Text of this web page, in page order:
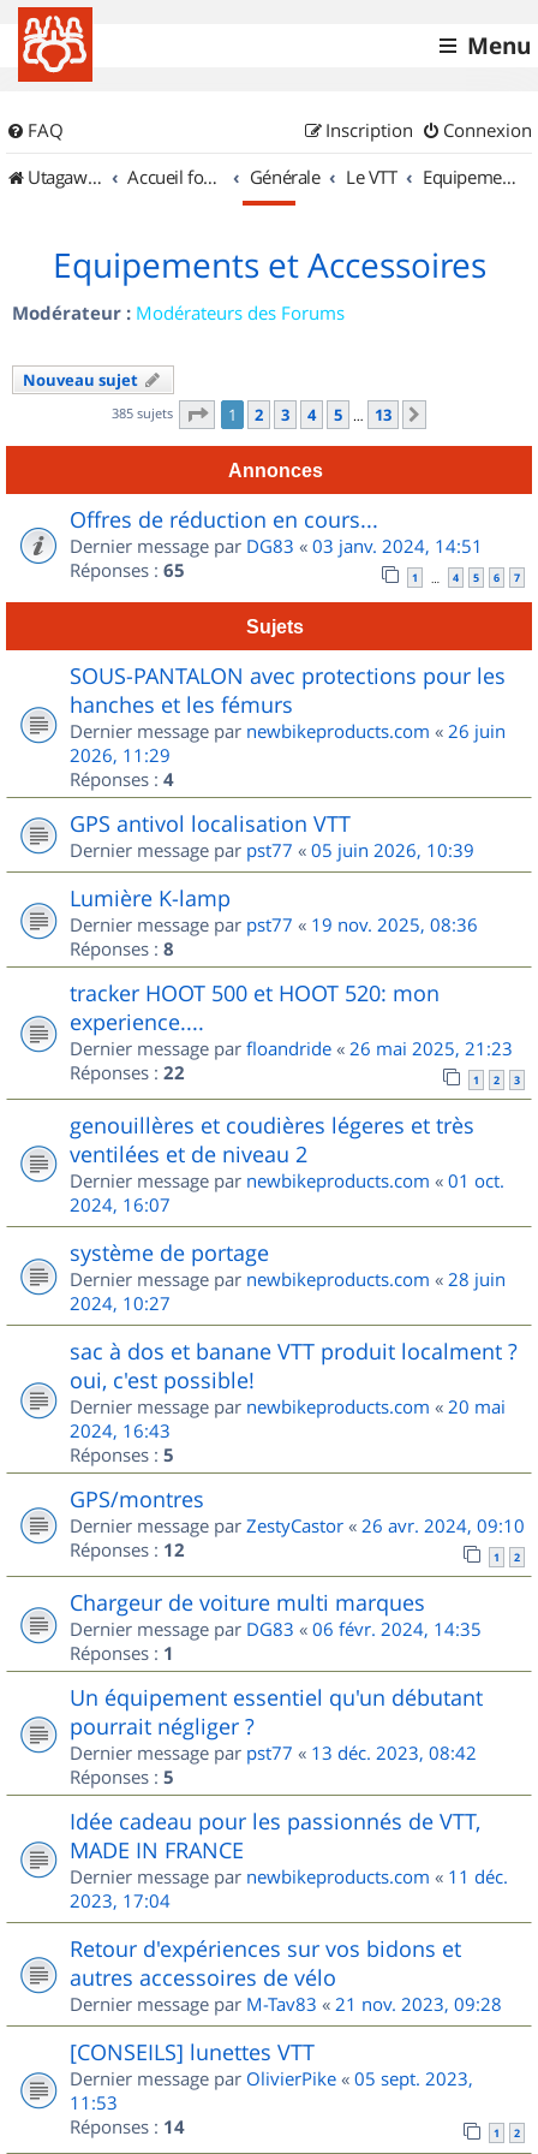
Menu
FAQ Connexion
Inscription
UtagawaVTT (Randos VTT et VTTAE avec traces GPS)
Accueil forum Générale Le VTT Equipements et Accessoires
Equipements et Accessoires
Modérateur : Modérateurs des Forums
Nouveau sujet
385 sujets Page 1sur
1 2 3 4 5 … 13
Annonces
Offres de réduction en cours...
Dernier message par DG83 « 03 janv. 2024, 14:51
Réponses : 65 1 … 4 5 6 7
Sujets
SOUS-PANTALON avec protections pour les
hanches et les fémurs
Dernier message par newbikeproducts.com « 26 juin
2026, 11:29
Réponses : 4
GPS antivol localisation VTT
Dernier message par pst77 « 05 juin 2026, 10:39
Lumière K-lamp
Dernier message par pst77 « 19 nov. 2025, 08:36
Réponses : 8
tracker HOOT 500 et HOOT 520: mon
experience....
Dernier message par floandride « 26 mai 2025, 21:23
Réponses : 22 1 2 3
genouillères et coudières légeres et très
ventilées et de niveau 2
Dernier message par newbikeproducts.com « 01 oct.
2024, 16:07
système de portage
Dernier message par newbikeproducts.com « 28 juin
2024, 10:27
sac à dos et banane VTT produit localment ?
oui, c'est possible!
Dernier message par newbikeproducts.com « 20 mai
2024, 16:43
Réponses : 5
GPS/montres
Dernier message par ZestyCastor « 26 avr. 2024, 09:10
Réponses : 12 1 2
Chargeur de voiture multi marques
Dernier message par DG83 « 06 févr. 2024, 14:35
Réponses : 1
Un équipement essentiel qu'un débutant
pourrait négliger ?
Dernier message par pst77 « 13 déc. 2023, 08:42
Réponses : 5
Idée cadeau pour les passionnés de VTT,
MADE IN FRANCE
Dernier message par newbikeproducts.com « 11 déc.
2023, 17:04
Retour d'expériences sur vos bidons et
autres accessoires de vélo
Dernier message par M-Tav83 « 21 nov. 2023, 09:28
[CONSEILS] lunettes VTT
Dernier message par OlivierPike « 05 sept. 2023,
11:53
Réponses : 14 1 2